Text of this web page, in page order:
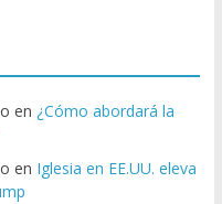
en ¿Cómo abordará la
en Iglesia en EE.UU. eleva